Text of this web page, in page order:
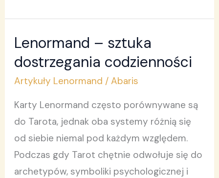
Lenormand – sztuka
dostrzegania codzienności
Artykuły Lenormand /Abaris
Karty Lenormand często porównywane są
do Tarota, jednak oba systemy różnią się
od siebie niemal pod każdym względem.
Podczas gdy Tarot chętnie odwołuje się do
archetypów, symboliki psychologicznej i
Lenormand
–
codzienności